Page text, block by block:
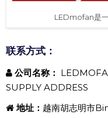
LEDmofan是
联系方式：
公司名称：
SUPPLY ADDRESS
地址： 越南胡志明市